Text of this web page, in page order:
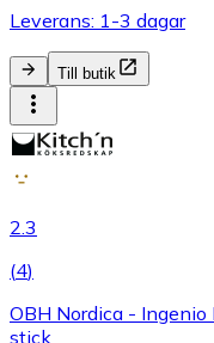
Leverans: 1-3 dagar
Till butik
2.3
(4)
OBH Nordica -
stick